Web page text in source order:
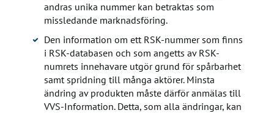
andras unika nummer kan betraktas som
missledande marknadsföring.
Den information om ett RSK-nummer som finns
i RSK-databasen och som angetts av RSK-
numrets innehavare utgör grund för spårbarhet
samt spridning till många aktörer. Minsta
ändring av produkten måste därför anmälas till
VVS-Information. Detta, som alla ändringar, kan